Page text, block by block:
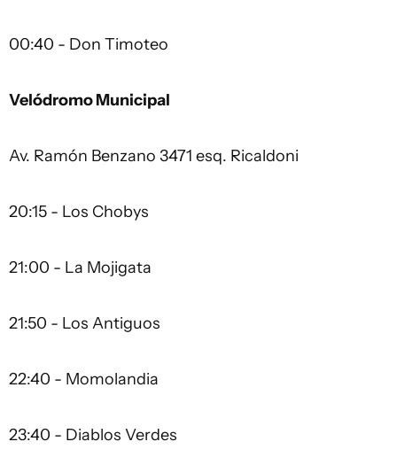
00:40 - Don Timoteo
Velódromo Municipal
Av. Ramón Benzano 3471 esq. Ricaldoni
20:15 - Los Chobys
21:00 - La Mojigata
21:50 - Los Antiguos
22:40 - Momolandia
23:40 - Diablos Verdes